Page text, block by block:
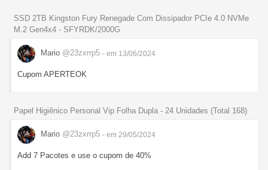
SSD 2TB Kingston Fury Renegade Com Dissipador PCIe 4.0 NVMe
M.2 Gen4x4 - SFYRDK/2000G
Mario @23zxrrp5 - em 13/06/2024
Cupom APERTEOK
Papel Higiênico Personal Vip Folha Dupla - 24 Unidades (Total 168)
Mario @23zxrrp5 - em 29/05/2024
Add 7 Pacotes e use o cupom de 40%